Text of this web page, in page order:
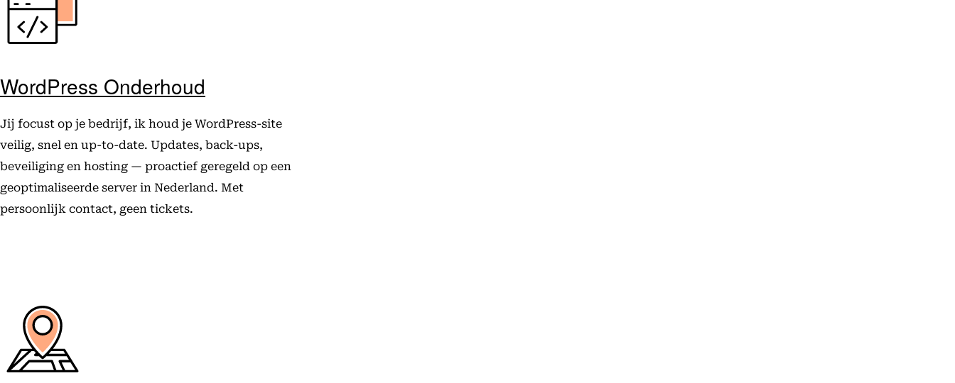
WordPress Onderhoud
Jij focust op je bedrijf, ik houd je WordPress-site
veilig, snel en up-to-date. Updates, back-ups,
beveiliging en hosting — proactief geregeld op een
geoptimaliseerde server in Nederland. Met
persoonlijk contact, geen tickets.